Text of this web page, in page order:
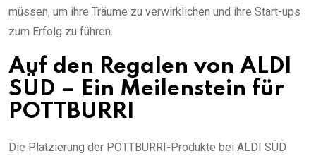
müssen, um ihre Träume zu verwirklichen und ihre Start-ups
zum Erfolg zu führen.
Auf den Regalen von ALDI
SÜD – Ein Meilenstein für
POTTBURRI
Die Platzierung der POTTBURRI-Produkte bei ALDI SÜD